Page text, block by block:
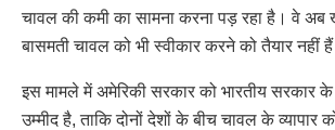
चावल की कमी का सामना करना पड़ रहा है। वे अब
बासमती चावल को भी स्वीकार करने को तैयार नहीं
इस मामले में अमेरिकी सरकार को भारतीय सरकार
उम्मीद है, ताकि दोनों देशों के बीच चावल के व्यापार